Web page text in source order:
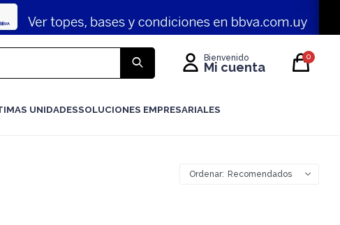
UNIDADESSOLUCIONES EMPRESARIALES
0
Recomendados